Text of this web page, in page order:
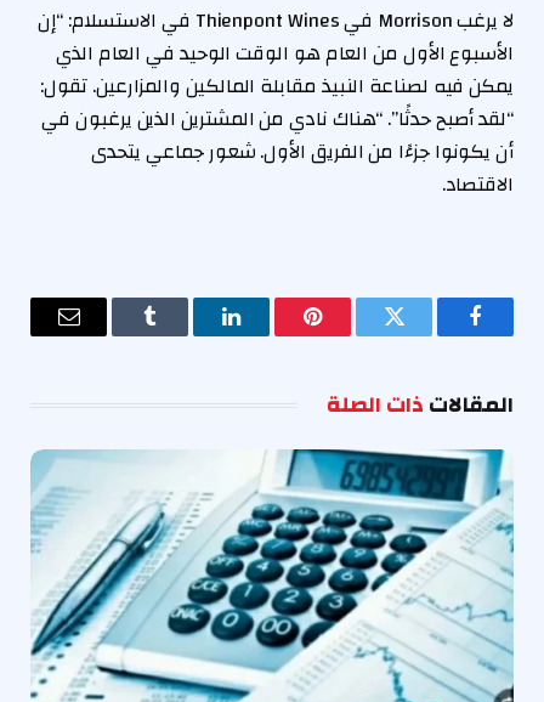
لا يرغب Morrison في Thienpont Wines في الاستسلام: “إن
الأسبوع الأول من العام هو الوقت الوحيد في العام الذي
يمكن فيه لصناعة النبيذ مقابلة المالكين والمزارعين. تقول:
“لقد أصبح حدثًا”. “هناك نادي من المشترين الذين يرغبون في
أن يكونوا جزءًا من الفريق الأول. شعور جماعي يتحدى
الاقتصاد.
فيسبوك تويتر بينتيريستلينكدإن Tumblr
البريد
المقالاتذات الصلة